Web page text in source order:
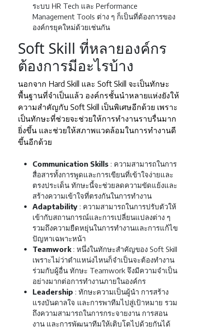
ระบบ HR Tech และ Performance
Management Tools ต่าง ๆ ก็เป็นที่ต้องการของ
องค์กรยุคใหม่ด้วยเช่นกัน
Soft Skill ที่หลายองค์กร
ต้องการมีอะไรบ้าง
นอกจาก Hard Skill และ Soft Skill จะเป็นทักษะ
พื้นฐานที่จำเป็นแล้ว องค์กรชั้นนำหลายแห่งยังให้
ความสำคัญกับ Soft Skill เป็นพิเศษอีกด้วย เพราะ
เป็นทักษะที่ช่วยจะช่วยให้การทำงานราบรื่นมาก
ยิ่งขึ้น และช่วยให้สภาพแวดล้อมในการทำงานดี
ขึ้นอีกด้วย
Communication Skills : ความสามารถในการ
สื่อสารทั้งการพูดและการเขียนที่เข้าใจง่ายและ
ตรงประเด็น ทักษะนี้จะช่วยลดความขัดแย้งและ
สร้างความเข้าใจที่ตรงกันในการทำงาน
Adaptability : ความสามารถในการปรับตัวให้
เข้ากับสถานการณ์และการเปลี่ยนแปลงต่าง ๆ
รวมถึงความยืดหยุ่นในการทำงานและการแก้ไข
ปัญหาเฉพาะหน้า
Teamwork : หนึ่งในทักษะสำคัญของ​ Soft Skill
เพราะไม่ว่าตำแหน่งไหนก็จำเป็นจะต้องทำงาน
ร่วมกับผู้อื่น ทักษะ Teamwork จึงมีความจำเป็น
อย่างมากต่อการทำงานภายในองค์กร
Leadership : ทักษะความเป็นผู้นำ การสร้าง
แรงบันดาลใจ และการพาทีมไปสู่เป้าหมาย รวม
ถึงความสามารถในการกระจายงาน การสอน
งาน และการพัฒนาทีมให้เติบโตไปด้วยกันได้